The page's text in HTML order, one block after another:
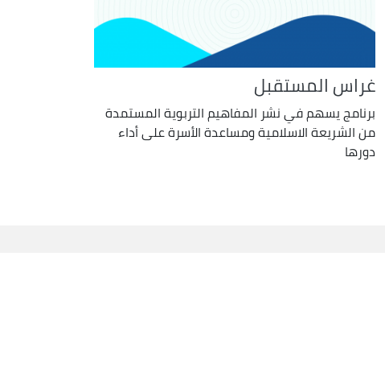
غراس المستقبل
برنامج يسهم في نشر المفاهيم التربوية المستمدة
من الشريعة الاسلامية ومساعدة الأسرة على أداء
دورها